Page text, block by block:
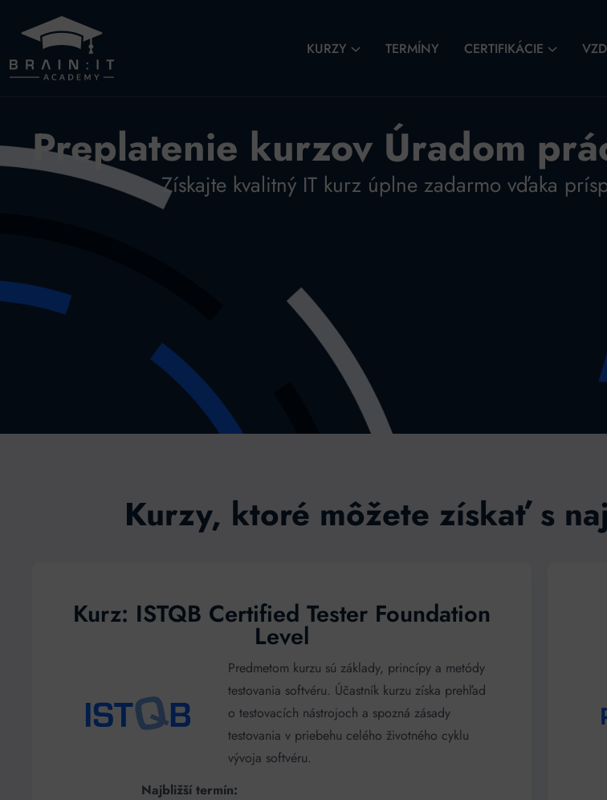
KURZY TERMÍNY CERTIFIKÁCIE
Preplatenie kurzov Úradom
Získajte kvalitný IT kurz úplne zadarmo vďaka
Kurzy, ktoré môžete získať s
Kurz: ISTQB Certified Tester Foundation
Level
Predmetom kurzu sú základy, princípy a metódy
testovania softvéru. Účastník kurzu získa prehľad
o testovacích nástrojoch a spozná zásady
testovania v priebehu celého životného cyklu
vývoja softvéru.
Najbližší termín: